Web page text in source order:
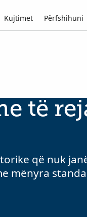
Kujtimet Përfshihuni
të
që nuk
mënyra